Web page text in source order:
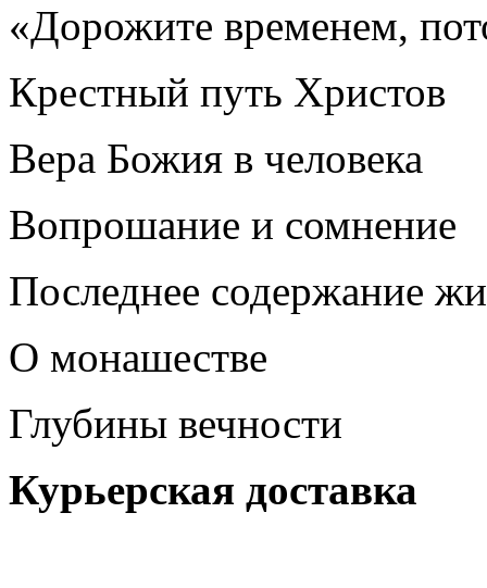
«Дорожите временем,
Крестный путь Христов
Вера Божия в человека
Вопрошание и сомнение
Последнее содержание
О монашестве
Глубины вечности
Курьерская доставка